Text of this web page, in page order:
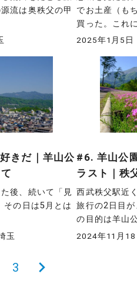
流は奥秩父の甲
でお土産（も
買った。これ
2025年1月5日
きだ｜羊山公
後、続いて「見
その日は5月とは
玉
#6. 羊山公
ラスト｜秩
西武秩父駅近
旅行の2日目
の目的は羊山
2024年11月18
3
次